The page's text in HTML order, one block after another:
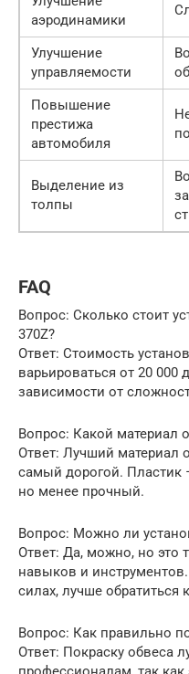
аэродинамики
Улучшение
управляемости
Повышение
престижа
автомобиля
Выделение из
толпы
FAQ
Вопрос: Сколько стоит
370Z?
Ответ: Стоимость
варьироваться от 20 000
зависимости от
Вопрос: Какой материал
Ответ: Лучший материал
самый дорогой. Пластик
но менее прочный.
Вопрос: Можно ли
Ответ: Да, можно, но это
навыков и
силах, лучше обратиться
Вопрос: Как правильно
Ответ: Покраску обвеса